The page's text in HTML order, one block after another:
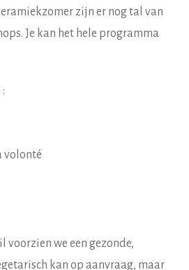
zijn er nog tal van
Je kan het hele programma
volonté
voorzien we een gezonde,
kan op aanvraag, maar